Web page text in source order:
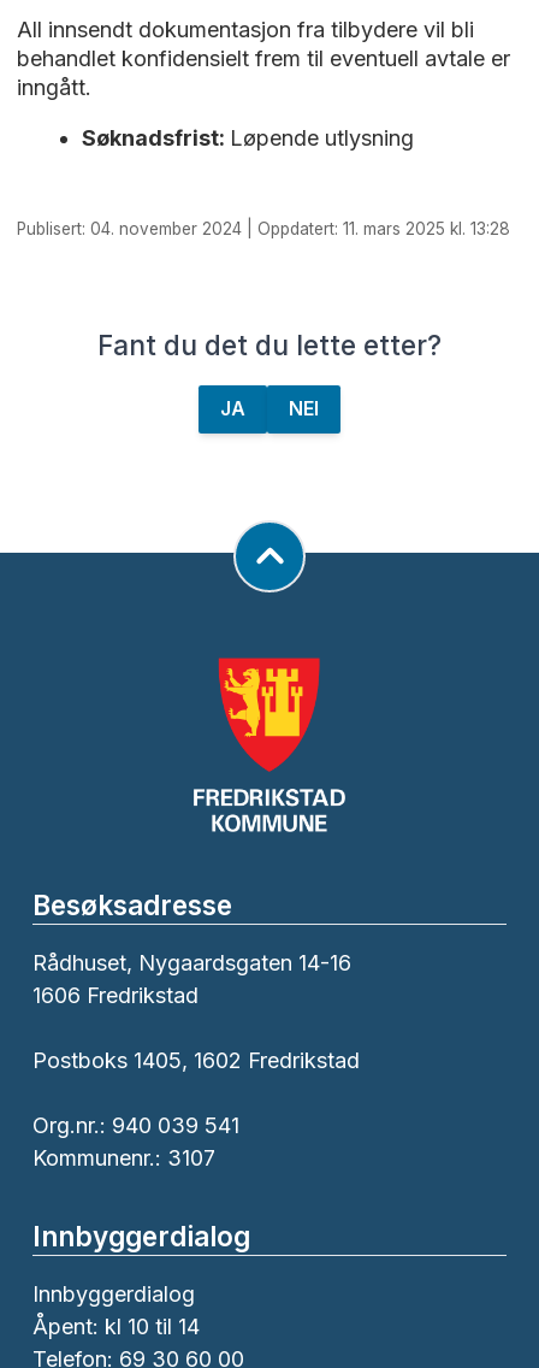
All innsendt dokumentasjon fra tilbydere vil bli
behandlet konfidensielt frem til eventuell avtale er
inngått.
Søknadsfrist: Løpende utlysning
Publisert: 04. november 2024 | Oppdatert: 11. mars 2025 kl. 13:28
Fant du det du lette etter?
JA NEI
Besøksadresse
Rådhuset, Nygaardsgaten 14-16
1606 Fredrikstad
Postboks 1405, 1602 Fredrikstad
Org.nr.: 940 039 541
Kommunenr.: 3107
Innbyggerdialog
Innbyggerdialog
Åpent: kl 10 til 14
Telefon: 69 30 60 00